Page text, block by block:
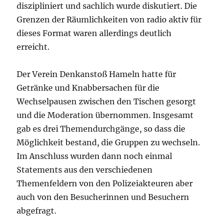
diszipliniert und sachlich wurde diskutiert. Die
Grenzen der Räumlichkeiten von radio aktiv für
dieses Format waren allerdings deutlich
erreicht.
Der Verein Denkanstoß Hameln hatte für
Getränke und Knabbersachen für die
Wechselpausen zwischen den Tischen gesorgt
und die Moderation übernommen. Insgesamt
gab es drei Themendurchgänge, so dass die
Möglichkeit bestand, die Gruppen zu wechseln.
Im Anschluss wurden dann noch einmal
Statements aus den verschiedenen
Themenfeldern von den Polizeiakteuren aber
auch von den Besucherinnen und Besuchern
abgefragt.